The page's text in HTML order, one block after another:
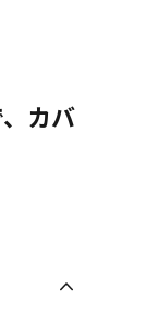
カバ